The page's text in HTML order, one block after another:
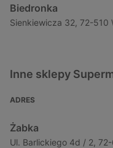
Biedronka
Sienkiewicza 32, 72-510
Inne sklepy
ADRES
Żabka
Ul. Barlickiego 4d / 2,